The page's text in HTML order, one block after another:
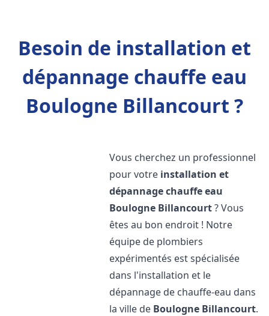
Besoin de installation et
dépannage chauffe eau
Boulogne Billancourt ?
Vous cherchez un professionnel
pour votre installation et
dépannage chauffe eau
Boulogne Billancourt? Vous
êtes au bon endroit ! Notre
équipe de plombiers
expérimentés est spécialisée
dans l'installation et le
dépannage de chauffe-eau dans
la ville de Boulogne Billancourt.